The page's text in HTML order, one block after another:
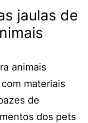
jaulas de
animais
materiais
de
dos pets